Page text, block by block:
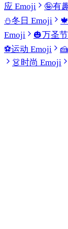
应 Emoji
🤪有
⛄冬日 Emoji 🍁
Emoji
🎃万圣
⚽运动 Emoji 🍰
👗时尚 Emoji